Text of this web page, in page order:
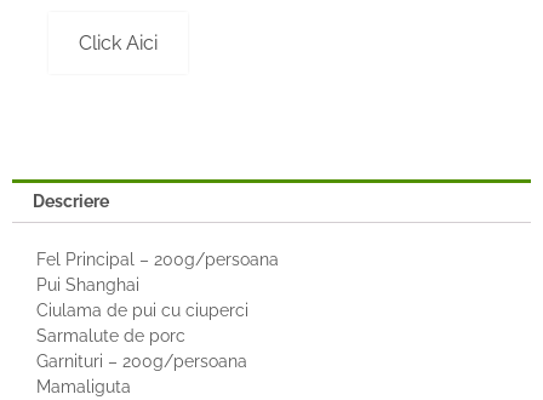
Click Aici
Descriere
Fel Principal – 200g/persoana
Pui Shanghai
Ciulama de pui cu ciuperci
Sarmalute de porc
Garnituri – 200g/persoana
Mamaliguta